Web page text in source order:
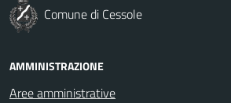
Comune di Cessole
AMMINISTRAZIONE
Aree amministrative